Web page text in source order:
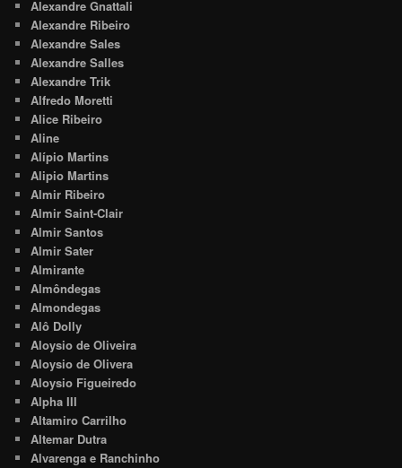
Alexandre Gnattali
Alexandre Ribeiro
Alexandre Sales
Alexandre Salles
Alexandre Trik
Alfredo Moretti
Alice Ribeiro
Aline
Alípio Martins
Alipio Martins
Almir Ribeiro
Almir Saint-Clair
Almir Santos
Almir Sater
Almirante
Almôndegas
Almondegas
Alô Dolly
Aloysio de Oliveira
Aloysio de Olivera
Aloysio Figueiredo
Alpha III
Altamiro Carrilho
Altemar Dutra
Alvarenga e Ranchinho